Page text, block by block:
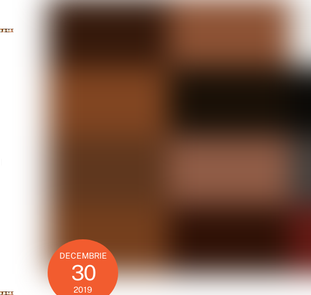
DECEMBRIE
30
2019